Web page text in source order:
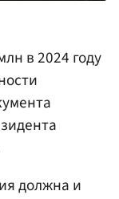
в 2024 году
должна и